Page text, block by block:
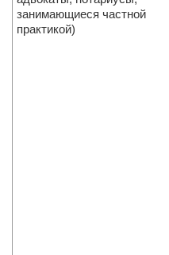
занимающиеся частной
практикой)